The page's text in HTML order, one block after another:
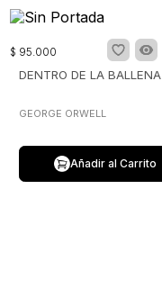
$ 95.000
DENTRO DE LA BALLENA
GEORGE ORWELL
Añadir al Carrito